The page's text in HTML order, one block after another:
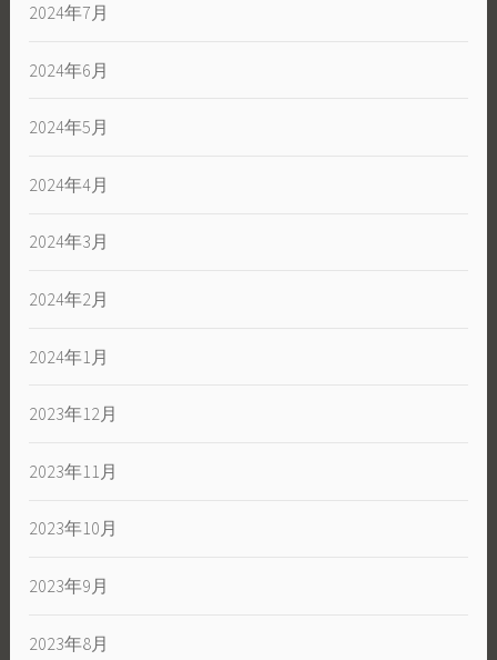
2024年7月
2024年6月
2024年5月
2024年4月
2024年3月
2024年2月
2024年1月
2023年12月
2023年11月
2023年10月
2023年9月
2023年8月